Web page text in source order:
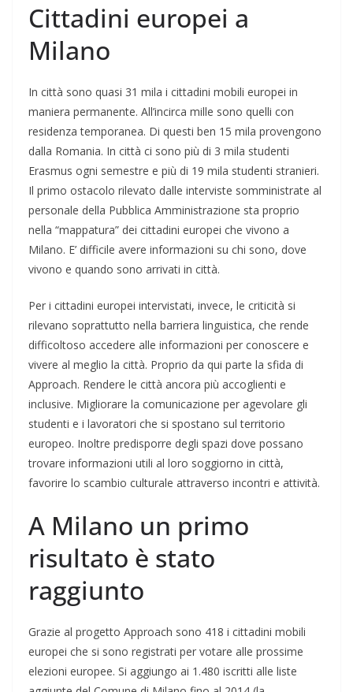
Cittadini europei a
Milano
In città sono quasi 31 mila i cittadini mobili europei in
maniera permanente. All’incirca mille sono quelli con
residenza temporanea. Di questi ben 15 mila provengono
dalla Romania. In città ci sono più di 3 mila studenti
Erasmus ogni semestre e più di 19 mila studenti stranieri.
Il primo ostacolo rilevato dalle interviste somministrate al
personale della Pubblica Amministrazione sta proprio
nella “mappatura” dei cittadini europei che vivono a
Milano. E’ difficile avere informazioni su chi sono, dove
vivono e quando sono arrivati in città.
Per i cittadini europei intervistati, invece, le criticità si
rilevano soprattutto nella barriera linguistica, che rende
difficoltoso accedere alle informazioni per conoscere e
vivere al meglio la città. Proprio da qui parte la sfida di
Approach. Rendere le città ancora più accoglienti e
inclusive. Migliorare la comunicazione per agevolare gli
studenti e i lavoratori che si spostano sul territorio
europeo. Inoltre predisporre degli spazi dove possano
trovare informazioni utili al loro soggiorno in città,
favorire lo scambio culturale attraverso incontri e attività.
A Milano un primo
risultato è stato
raggiunto
Grazie al progetto Approach sono 418 i cittadini mobili
europei che si sono registrati per votare alle prossime
elezioni europee. Si aggiungo ai 1.480 iscritti alle liste